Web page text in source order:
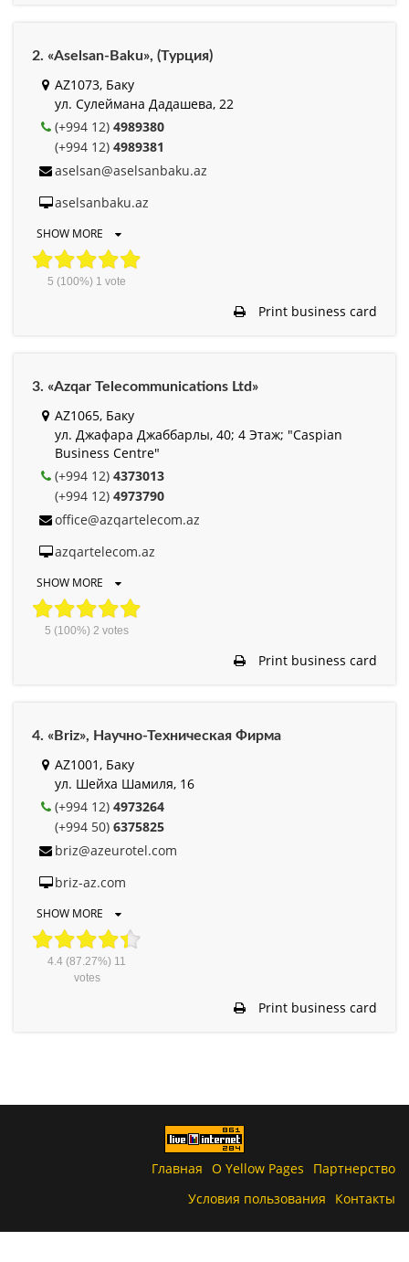
2. «Aselsan-Baku», (Турция)
AZ1073, Баку
ул. Сулеймана Дадашева, 22
(+994 12) 4989380
(+994 12) 4989381
aselsan@aselsanbaku.az
aselsanbaku.az
SHOW MORE
5 (100%) 1 vote
Print business card
3. «Azqar Telecommunications Ltd»
AZ1065, Баку
ул. Джафара Джаббарлы, 40; 4 Этаж; "Caspian
Business Centre"
(+994 12) 4373013
(+994 12) 4973790
office@azqartelecom.az
azqartelecom.az
SHOW MORE
5 (100%) 2 votes
Print business card
4. «Briz», Научно-Техническая Фирма
AZ1001, Баку
ул. Шейха Шамиля, 16
(+994 12) 4973264
(+994 50) 6375825
briz@azeurotel.com
briz-az.com
SHOW MORE
4.4 (87.27%) 11
votes
Print business card
Главная О Yellow Pages
Партнерство
Условия пользования
Контакты